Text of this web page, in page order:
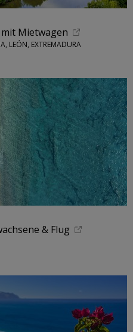
Mietwagen
LEÓN, EXTREMADURA
& Flug